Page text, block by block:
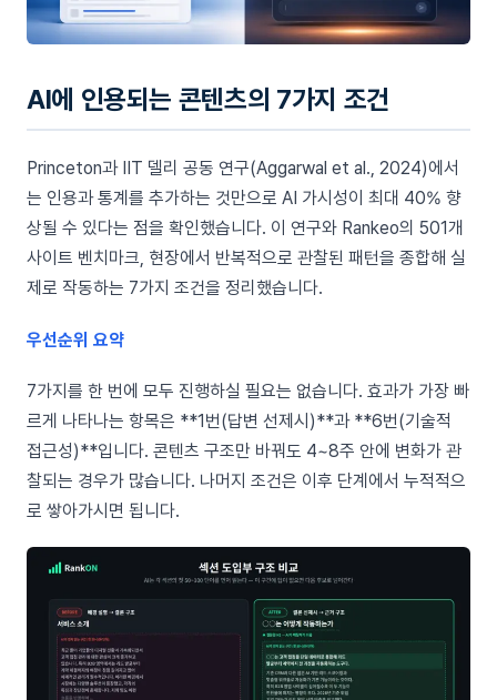
AI에 인용되는 콘텐츠의 7가지 조건
Princeton과 IIT 델리 공동 연구(Aggarwal et al., 2024)에서
는 인용과 통계를 추가하는 것만으로 AI 가시성이 최대 40% 향
상될 수 있다는 점을 확인했습니다. 이 연구와 Rankeo의 501개
사이트 벤치마크, 현장에서 반복적으로 관찰된 패턴을 종합해 실
제로 작동하는 7가지 조건을 정리했습니다.
우선순위 요약
7가지를 한 번에 모두 진행하실 필요는 없습니다. 효과가 가장 빠
르게 나타나는 항목은 **1번(답변 선제시)**과 **6번(기술적
접근성)**입니다. 콘텐츠 구조만 바꿔도 4~8주 안에 변화가 관
찰되는 경우가 많습니다. 나머지 조건은 이후 단계에서 누적적으
로 쌓아가시면 됩니다.